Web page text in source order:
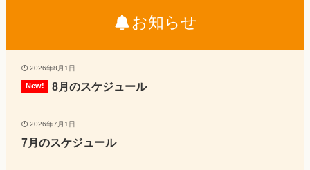
お知らせ
2026年8月1日
8月のスケジュール
2026年7月1日
7月のスケジュール